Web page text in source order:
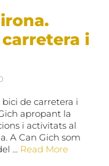
i
de carretera i
apropant la
i activitats al
A Can Gich som
… Read More